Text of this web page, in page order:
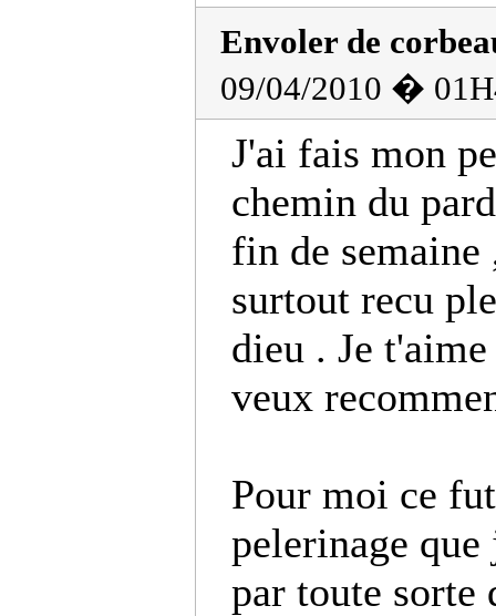
Envoler de
09/04/2010 �
J'ai fais mon
chemin du
fin de
surtout recu
dieu . Je
veux
Pour moi ce
pelerinage
par toute sorte